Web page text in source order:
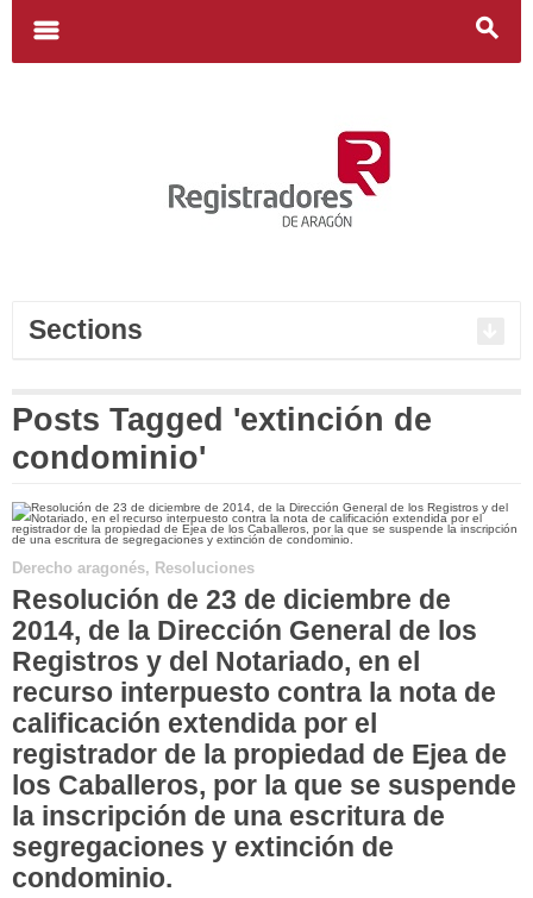
s
m
Sections
Posts Tagged 'extinción de
condominio'
Derecho aragonés, Resoluciones
Resolución de 23 de diciembre de
2014, de la Dirección General de los
Registros y del Notariado, en el
recurso interpuesto contra la nota de
calificación extendida por el
registrador de la propiedad de Ejea de
los Caballeros, por la que se suspende
la inscripción de una escritura de
segregaciones y extinción de
condominio.